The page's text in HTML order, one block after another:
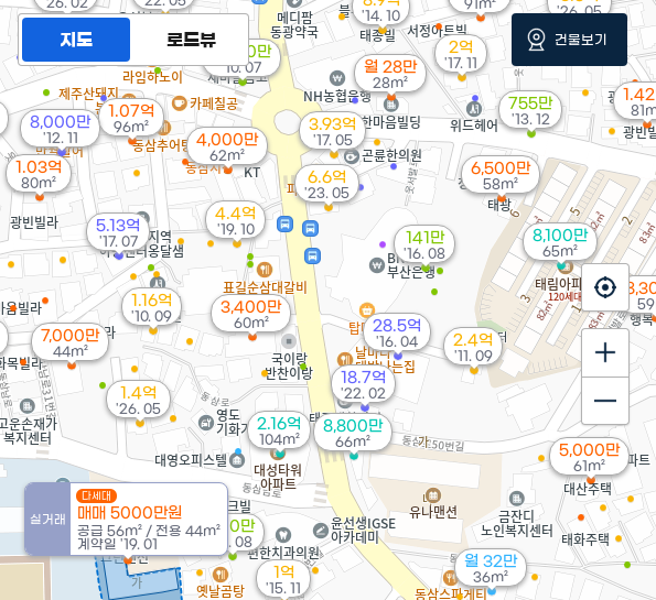
월 32만
36m²
월 28만
28m²
'26. 05
1.4억
'26. 05
8,800만
66m²
5,000만
61m²
2.16억
104m²
1.07억
96m²
8,000만
84m²
7,000만
44m²
6,500만
58m²
6.6억
'23. 05
8,100만
65m²
18.7억
'22. 02
700만
'21. 08
1.03억
80m²
4,000만
62m²
4.4억
'19. 10
실거래
다세대
매매 5000만원
공급 56m² / 전용 44m²
계약일 '19. 01
2억
'17. 11
5.13억
'17. 07
91m²
3,400만
60m²
3.93억
'17. 05
141만
'16. 08
28.5억
'16. 04
1억
'15. 11
'14. 10
755만
'13. 12
8,000만
'12. 11
2.4억
'11. 09
1.16억
'10. 09
6,200만
'10. 07
지도 로드뷰 건물보기